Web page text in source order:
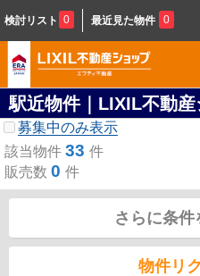
検討リスト 0 最近見た物件 0
駅近物件｜LIXIL不動
募集中のみ表示
該当物件 33 件
販売数 0 件
さらに条
物件リ